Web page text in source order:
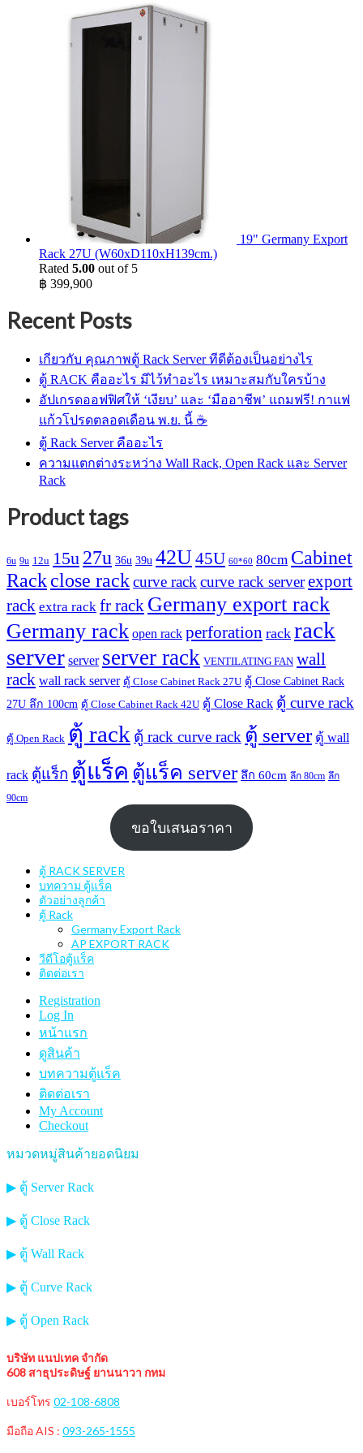
19" Germany Export
Rack 27U (W60xD110xH139cm.)
Rated 5.00 out of 5
฿ 399,900
Recent Posts
เกียวกับ คุณภาพตู้ Rack Server ทีดีต้องเป็นอย่างไร
ตู้ RACK คืออะไร มีไว้ทำอะไร เหมาะสมกับใครบ้าง
อัปเกรดออฟฟิศให้ ‘เงียบ’ และ ‘มืออาชีพ’ แถมฟรี! กาแฟ
แก้วโปรดตลอดเดือน พ.ย. นี้ ☕
ตู้ Rack Server คืออะไร
ความแตกต่างระหว่าง Wall Rack, Open Rack และ Server
Rack
Product tags
6u 9u 12u 15u 27u 36u 39u 42U45U 60*60 80cm Cabinet
Rackclose rackcurve rack curve rack serverexport
rack extra rack fr rack Germany export rack
Germany rack open rack perforation rack rack
server server server rack VENTILATING FAN wall
rack wall rack server ตู้ Close Cabinet Rack 27U ตู้ Close Cabinet Rack
27U ลึก 100cm ตู้ Close Cabinet Rack 42U ตู้ Close Rack ตู้ curve rack
ตู้ Open Rack ตู้ rack ตู้ rack curve rack ตู้ server ตู้ wall
rack ตู้แร็ก ตู้แร็ค ตู้แร็ค server ลึก 60cm ลึก 80cm ลึก
90cm
ขอใบเสนอราคา
ตู้ RACK SERVER
บทความ ตู้แร็ค
ตัวอย่างลูกค้า
ตู้ Rack
Germany Export Rack
AP EXPORT RACK
วีดีโอตู้แร็ค
ติดต่อเรา
Registration
Log In
หน้าแรก
ดูสินค้า
บทความตู้แร็ค
ติดต่อเรา
My Account
Checkout
หมวดหมู่สินค้ายอดนิยม
▶ ตู้ Server Rack
▶ ตู้ Close Rack
▶ ตู้ Wall Rack
▶ ตู้ Curve Rack
▶ ตู้ Open Rack
บริษัท แนปเทค จำกัด
608 สาธุประดิษฐ์ ยานนาวา กทม
เบอร์โทร 02-108-6808
มือถือ AIS : 093-265-1555